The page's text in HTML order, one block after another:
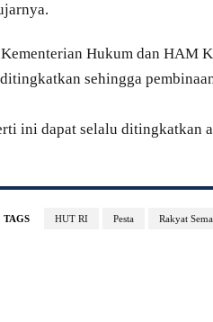
Hukum dan HAM
sehingga
ini dapat selalu ditingkatkan
TAGS HUT RI Pesta Rakyat